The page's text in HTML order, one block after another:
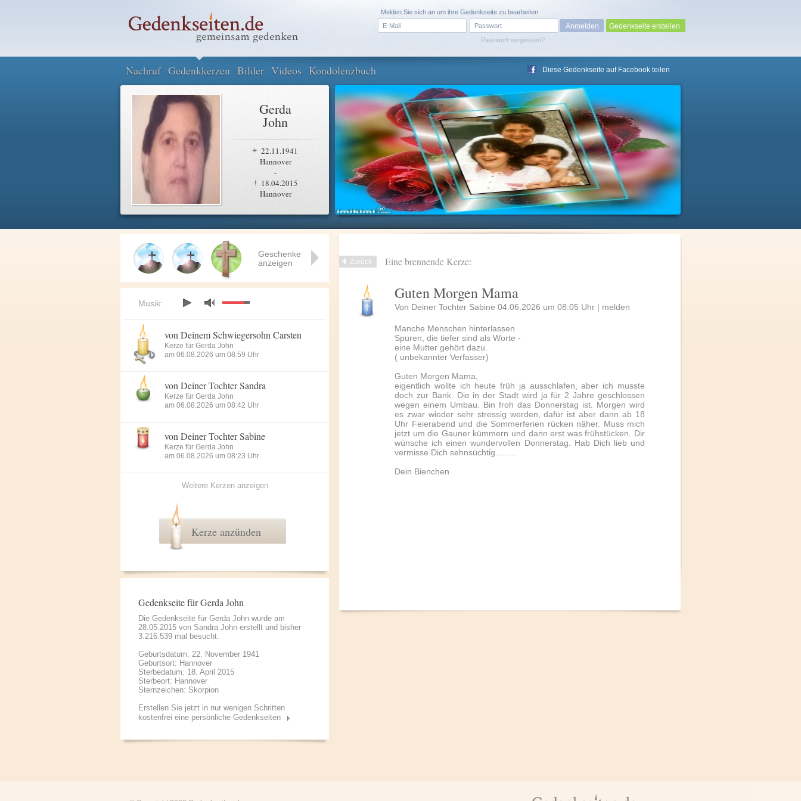
Passwort vergessen?
Melden Sie sich an um ihre Gedenkseite zu bearbeiten
Gedenkseite erstellen
Nachruf Gedenkkerzen Bilder Videos Kondolenzbuch Diese Gedenkseite auf Facebook teilen
Gerda
John
22.11.1941
Hannover
-
18.04.2015
Hannover
Zurück Eine brennende Kerze:
Guten Morgen Mama
Von Deiner Tochter Sabine 04.06.2026 um 08:05 Uhr | melden
Manche Menschen hinterlassen
Spuren, die tiefer sind als Worte -
eine Mutter gehört dazu.
( unbekannter Verfasser)
Guten Morgen Mama,
eigentlich wollte ich heute früh ja ausschlafen, aber ich musste
doch zur Bank. Die in der Stadt wird ja für 2 Jahre geschlossen
wegen einem Umbau. Bin froh das Donnerstag ist. Morgen wird
es zwar wieder sehr stressig werden, dafür ist aber dann ab 18
Uhr Feierabend und die Sommerferien rücken näher. Muss mich
jetzt um die Gauner kümmern und dann erst was frühstücken. Dir
wünsche ich einen wundervollen Donnerstag. Hab Dich lieb und
vermisse Dich sehnsüchtig.........
Dein Bienchen
Geschenke
anzeigen
Musik:
von Deinem Schwiegersohn Carsten
Kerze für Gerda John
am 06.08.2026 um 08:59 Uhr
von Deiner Tochter Sandra
Kerze für Gerda John
am 06.08.2026 um 08:42 Uhr
von Deiner Tochter Sabine
Kerze für Gerda John
am 06.08.2026 um 08:23 Uhr
Weitere Kerzen anzeigen
Kerze anzünden
Gedenkseite für Gerda John
Die Gedenkseite für Gerda John wurde am
28.05.2015 von Sandra John erstellt und bisher
3.216.539 mal besucht.
Geburtsdatum: 22. November 1941
Geburtsort: Hannover
Sterbedatum: 18. April 2015
Sterbeort: Hannover
Sternzeichen: Skorpion
Erstellen Sie jetzt in nur wenigen Schritten
kostenfrei eine persönliche Gedenkseiten